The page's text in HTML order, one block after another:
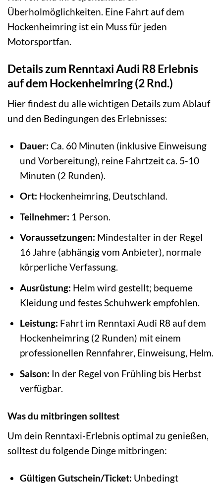
Überholmöglichkeiten. Eine Fahrt auf dem
Hockenheimring ist ein Muss für jeden
Motorsportfan.
Details zum Renntaxi Audi R8 Erlebnis
auf dem Hockenheimring (2 Rnd.)
Hier findest du alle wichtigen Details zum Ablauf
und den Bedingungen des Erlebnisses:
Dauer: Ca. 60 Minuten (inklusive Einweisung
und Vorbereitung), reine Fahrtzeit ca. 5-10
Minuten (2 Runden).
Ort: Hockenheimring, Deutschland.
Teilnehmer: 1 Person.
Voraussetzungen: Mindestalter in der Regel
16 Jahre (abhängig vom Anbieter), normale
körperliche Verfassung.
Ausrüstung: Helm wird gestellt; bequeme
Kleidung und festes Schuhwerk empfohlen.
Leistung: Fahrt im Renntaxi Audi R8 auf dem
Hockenheimring (2 Runden) mit einem
professionellen Rennfahrer, Einweisung, Helm.
Saison: In der Regel von Frühling bis Herbst
verfügbar.
Was du mitbringen solltest
Um dein Renntaxi-Erlebnis optimal zu genießen,
solltest du folgende Dinge mitbringen:
Gültigen Gutschein/Ticket: Unbedingt